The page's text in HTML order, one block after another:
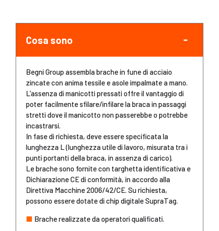
Cosa sono
Begni Group assembla brache in fune di acciaio
zincate con anima tessile e asole impalmate a mano.
L’assenza di manicotti pressati offre il vantaggio di
poter facilmente sfilare/infilare la braca in passaggi
stretti dove il manicotto non passerebbe o potrebbe
incastrarsi.
In fase di richiesta, deve essere specificata la
lunghezza L (lunghezza utile di lavoro, misurata tra i
punti portanti della braca, in assenza di carico).
Le brache sono fornite con targhetta identificativa e
Dichiarazione CE di conformità, in accordo alla
Direttiva Macchine 2006/42/CE. Su richiesta,
possono essere dotate di chip digitale SupraTag.
■ Brache realizzate da operatori qualificati.